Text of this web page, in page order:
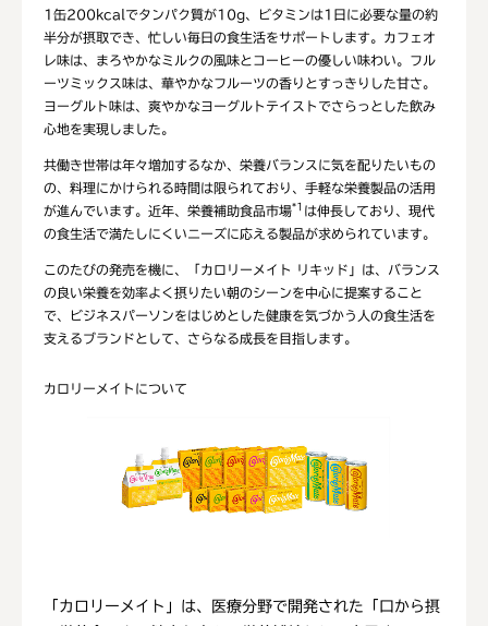
1缶200kcalでタンパク質が10g、ビタミンは1日に必要な量の約
半分が摂取でき、忙しい毎日の食生活をサポートします。カフェオ
レ味は、まろやかなミルクの風味とコーヒーの優しい味わい。フル
ーツミックス味は、華やかなフルーツの香りとすっきりした甘さ。
ヨーグルト味は、爽やかなヨーグルトテイストでさらっとした飲み
心地を実現しました。
共働き世帯は年々増加するなか、栄養バランスに気を配りたいもの
の、料理にかけられる時間は限られており、手軽な栄養製品の活用
が進んでいます。近年、栄養補助食品市場*1 は伸長しており、現代
の食生活で満たしにくいニーズに応える製品が求められています。
このたびの発売を機に、「カロリーメイト リキッド」は、バランス
の良い栄養を効率よく摂りたい朝のシーンを中心に提案すること
で、ビジネスパーソンをはじめとした健康を気づかう人の食生活を
支えるブランドとして、さらなる成長を目指します。
カロリーメイトについて
「カロリーメイト」は、医療分野で開発された「口から摂